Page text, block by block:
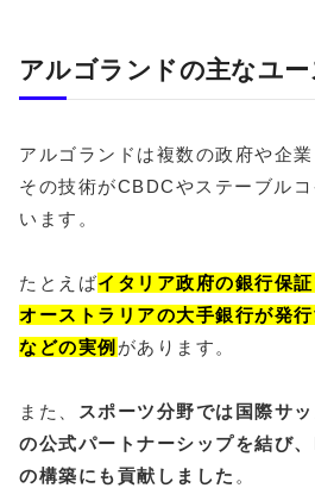
アルゴランドの主なユー
アルゴランドは複数の政府や企
その技術がCBDCやステーブル
います。
たとえばイタリア政府の銀行保
オーストラリアの大手銀行が発
などの実例 があります。
また、
スポーツ分野では国際サ
の公式パートナーシップを結び
の構築にも貢献しました 。